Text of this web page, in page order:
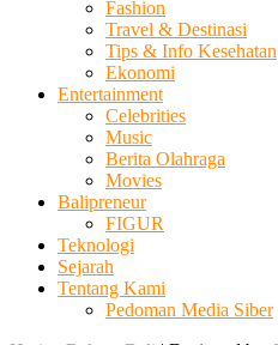
Fashion
Travel & Destinasi
Tips & Info Kesehatan
Ekonomi
Entertainment
Celebrities
Music
Berita Olahraga
Movies
Balipreneur
FIGUR
Teknologi
Sejarah
Tentang Kami
Pedoman Media Siber